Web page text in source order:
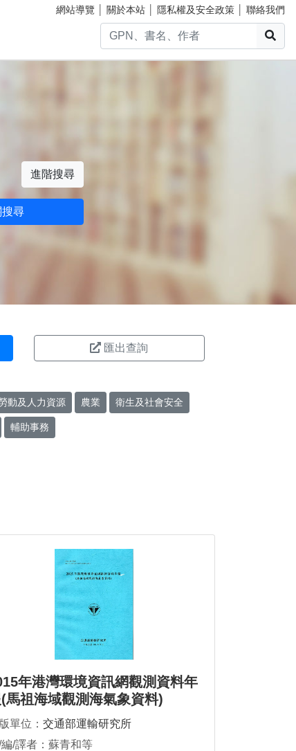
網站導覽 關於本站 隱私權及安全政策 聯絡我們
進階搜尋
尋
匯出查詢
動及人力資源 農業 衛生及社會安全
輔助事務
年港灣環境資訊網觀測資料年
馬祖海域觀測海氣象資料)
單位： 交通部運輸研究所
/譯者：蘇青和等